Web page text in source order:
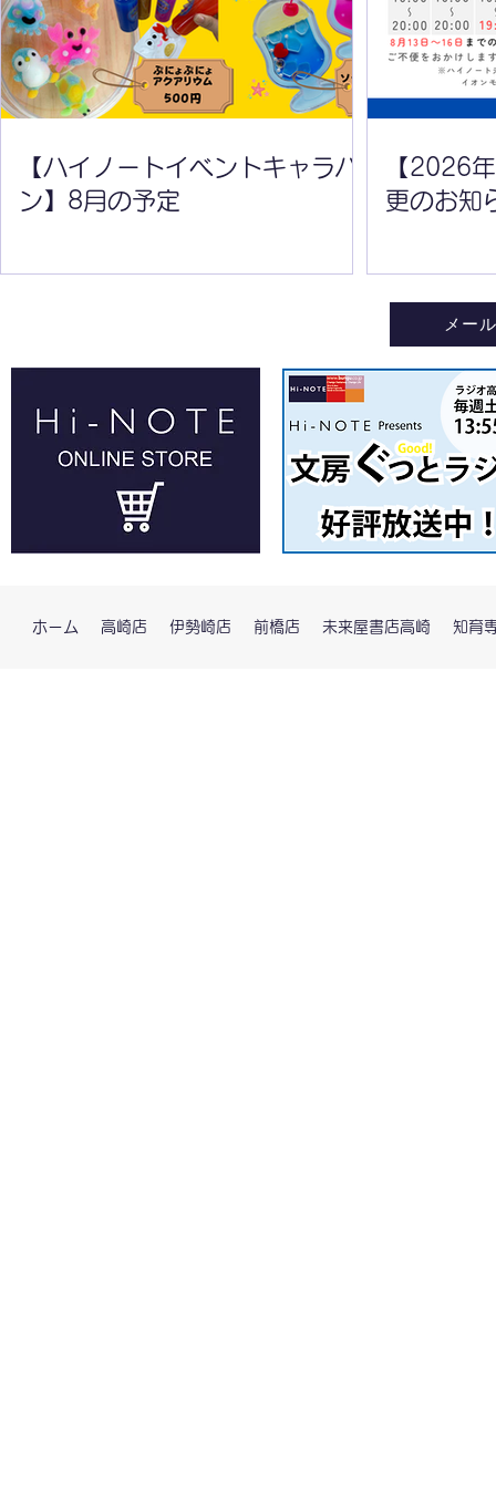
【開催】群馬県内最大級の文
房具の祭典「ハイノートエキ
スポ2025」開催決定
【名入れ
お名入れ
【無料】
【ハイノートイベントキャラバ
ン】8月の予定
【2026
更のお知
メー
ホーム 高崎店 伊勢崎店 前橋店 未来屋書店高崎 知育